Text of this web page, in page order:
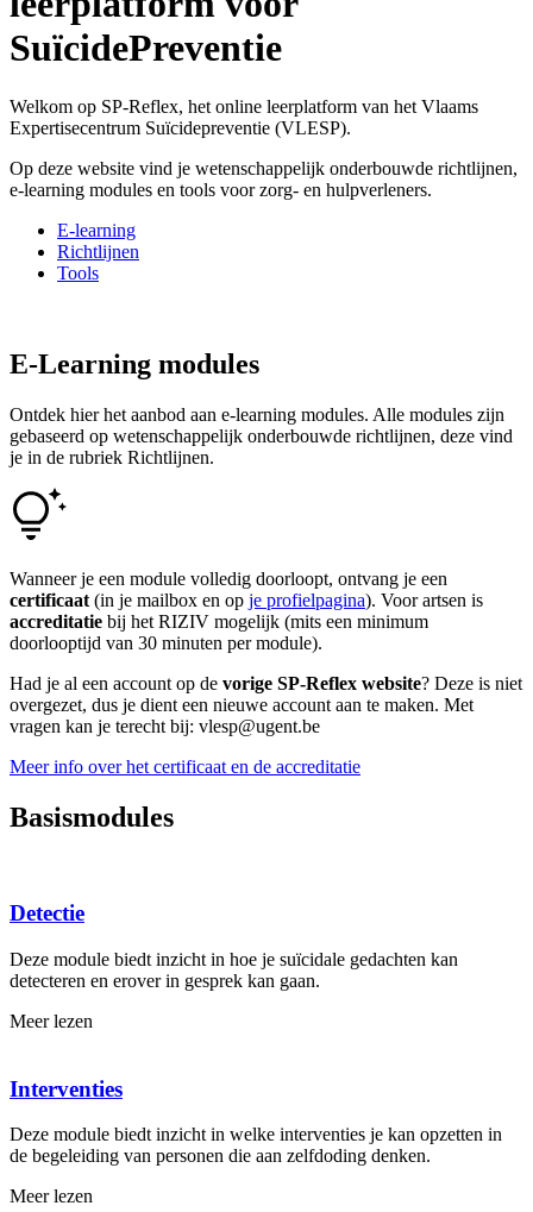
SuïcidePreventie
Welkom op SP-Reflex, het online leerplatform van het Vlaams
Expertisecentrum Suïcidepreventie (VLESP).
Op deze website vind je wetenschappelijk onderbouwde richtlijnen,
e-learning modules en tools voor zorg- en hulpverleners.
E-learning
Richtlijnen
Tools
E-Learning modules
Ontdek hier het aanbod aan e-learning modules. Alle modules zijn
gebaseerd op wetenschappelijk onderbouwde richtlijnen, deze vind
je in de rubriek Richtlijnen.
Wanneer je een module volledig doorloopt, ontvang je een
certificaat (in je mailbox en op je profielpagina). Voor artsen is
accreditatie bij het RIZIV mogelijk (mits een minimum
doorlooptijd van 30 minuten per module).
Had je al een account op de vorige SP-Reflex website? Deze is niet
overgezet, dus je dient een nieuwe account aan te maken. Met
vragen kan je terecht bij: vlesp@ugent.be
Meer info over het certificaat en de accreditatie
Basismodules
Detectie
Deze module biedt inzicht in hoe je suïcidale gedachten kan
detecteren en erover in gesprek kan gaan.
Meer lezen
Interventies
Deze module biedt inzicht in welke interventies je kan opzetten in
de begeleiding van personen die aan zelfdoding denken.
Meer lezen